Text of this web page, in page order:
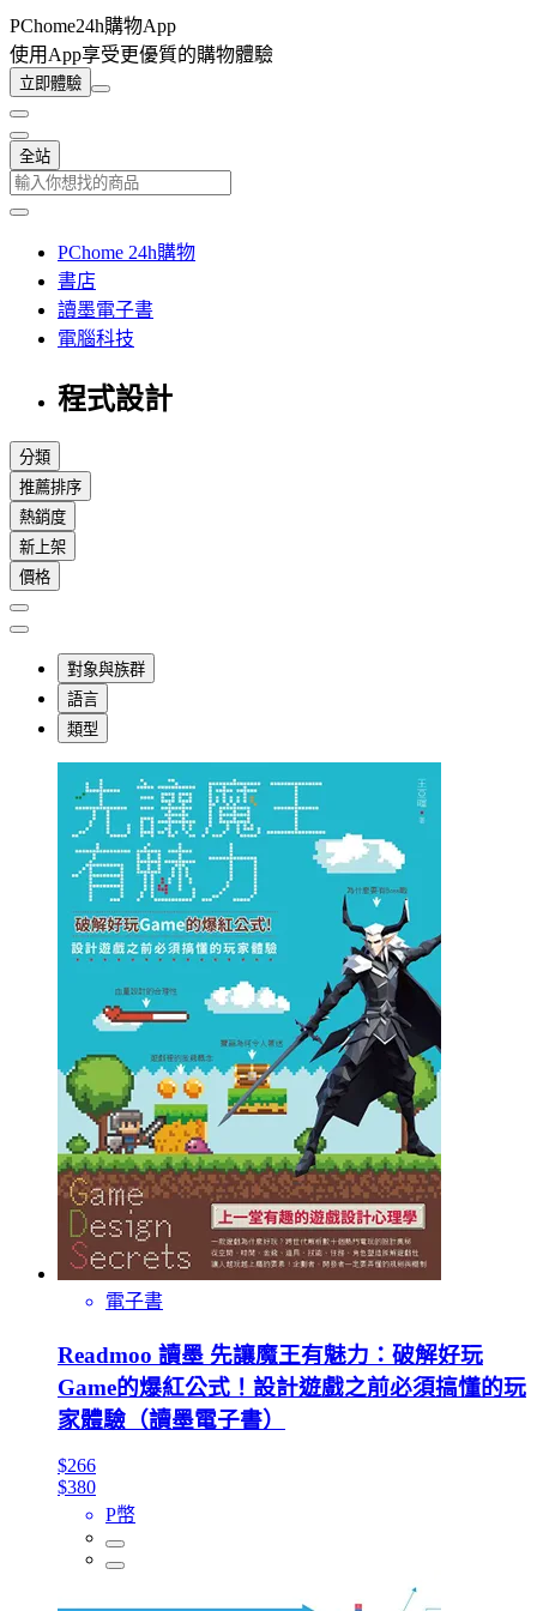
PChome24h購物App
使用App享受更優質的購物體驗
立即體驗
全站
PChome 24h購物
書店
讀墨電子書
電腦科技
程式設計
分類
推薦排序
熱銷度
新上架
價格
對象與族群
語言
類型
電子書
Readmoo 讀墨 先讓魔王有魅力：破解好玩
Game的爆紅公式！設計遊戲之前必須搞懂的玩
家體驗（讀墨電子書）
$266
$380
P幣